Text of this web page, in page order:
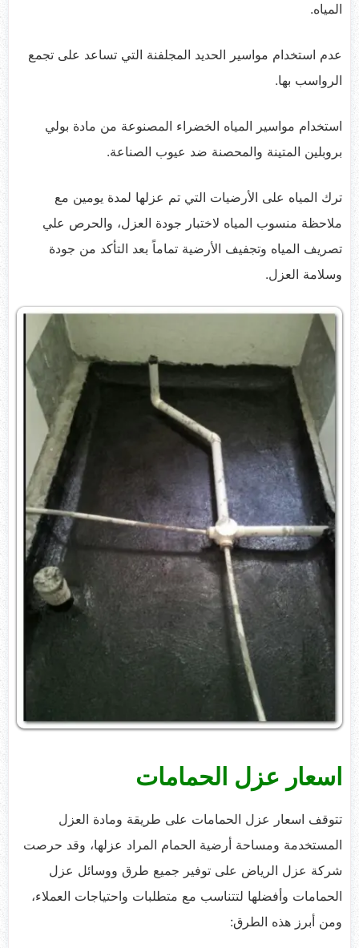
المياه.
عدم استخدام مواسير الحديد المجلفنة التي تساعد على تجمع
الرواسب بها.
استخدام مواسير المياه الخضراء المصنوعة من مادة بولي
بروبلين المتينة والمحصنة ضد عيوب الصناعة.
ترك المياه على الأرضيات التي تم عزلها لمدة يومين مع
ملاحظة منسوب المياه لاختبار جودة العزل، والحرص علي
تصريف المياه وتجفيف الأرضية تماماً بعد التأكد من جودة
وسلامة العزل.
اسعار عزل الحمامات
تتوقف اسعار عزل الحمامات على طريقة ومادة العزل
المستخدمة ومساحة أرضية الحمام المراد عزلها، وقد حرصت
شركة عزل الرياض على توفير جميع طرق ووسائل عزل
الحمامات وأفضلها لتتناسب مع متطلبات واحتياجات العملاء،
ومن أبرز هذه الطرق: